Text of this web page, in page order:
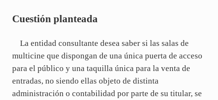
Cuestión planteada
La entidad consultante desea saber si las salas de
multicine que dispongan de una única puerta de acceso
para el público y una taquilla única para la venta de
entradas, no siendo ellas objeto de distinta
administración o contabilidad por parte de su titular, se